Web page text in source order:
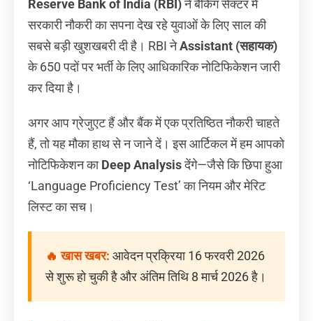
Reserve Bank of India (RBI)ने बैंकिंग सेक्टर में
सरकारी नौकरी का सपना देख रहे युवाओं के लिए साल की
सबसे बड़ी खुशखबरी दी है। RBI नेAssistant (सहायक)
के 650 पदों पर भर्ती के लिए आधिकारिक नोटिफिकेशन जारी
कर दिया है।
अगर आप ग्रेजुएट हैं और बैंक में एक प्रतिष्ठित नौकरी चाहते
हैं, तो यह मौका हाथ से न जाने दें। इस आर्टिकल में हम आपको
नोटिफिकेशन काDeep Analysisदेंगे—जैसे कि छिपा हुआ
‘Language Proficiency Test’ का नियम और मेरिट
लिस्ट का सच।
🔥 खास खबर: आवेदन प्रक्रिया 16 फरवरी 2026
से शुरू हो चुकी है और अंतिम तिथि 8 मार्च 2026 है।